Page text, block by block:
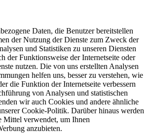
Daten, die Benutzer bereitstellen
der Nutzung der Dienste zum Zweck der
und Statistiken zu unseren Diensten
der Funktionsweise der Internetseite oder
nutzen. Die von uns erstellten Analysen
helfen uns, besser zu verstehen, wie
die Funktion der Internetseite verbessern
von Analysen und statistischen
wir auch Cookies und andere ähnliche
Cookie-Politik. Darüber hinaus werden
Mittel verwendet, um Ihnen
anzubieten.